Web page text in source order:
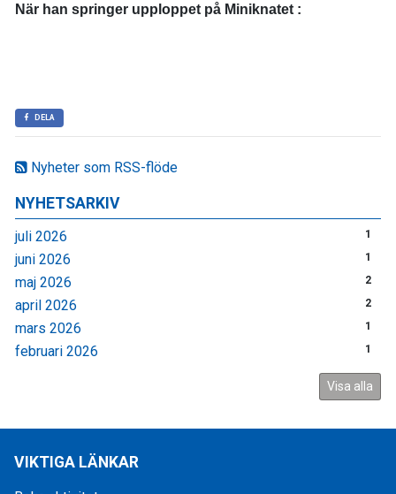
Nyheter som RSS-flöde
NYHETSARKIV
juli 2026 1
juni 2026 1
maj 2026 2
april 2026 2
mars 2026 1
februari 2026 1
Visa alla
När han springer upploppet på Miniknatet :
DELA
VIKTIGA LÄNKAR